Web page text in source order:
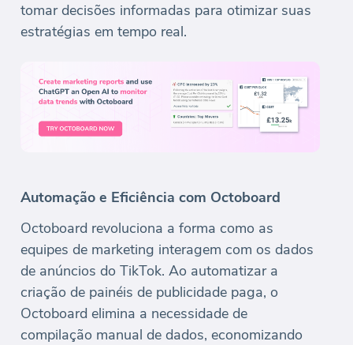
tomar decisões informadas para otimizar suas
estratégias em tempo real.
Automação e Eficiência com Octoboard
Octoboard revoluciona a forma como as
equipes de marketing interagem com os dados
de anúncios do TikTok. Ao automatizar a
criação de painéis de publicidade paga, o
Octoboard elimina a necessidade de
compilação manual de dados, economizando